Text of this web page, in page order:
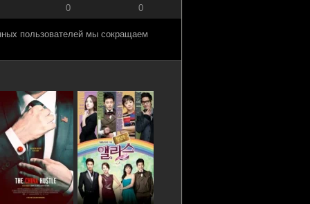
0 0
пользователей мы сокращаем